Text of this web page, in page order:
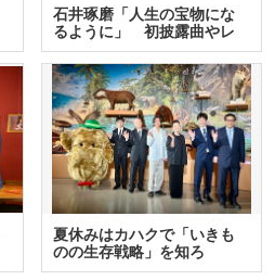
石井琢磨「人生の宝物にな
るように」 初披露曲やレ
ア…
夏休みはカハクで「いきも
のの生存戦略」を知ろ
う！ …